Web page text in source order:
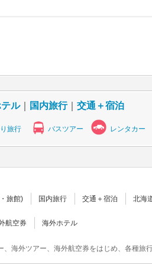
ル｜ 国内旅行｜ 交通＋宿泊
旅行 バスツアー レンタカー
旅館) 国内旅行 交通＋宿泊 北海
航空券 海外ホテル
、海外ツアー、海外航空券をはじめ、各種